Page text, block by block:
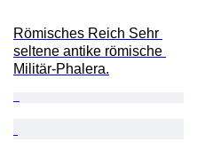
Römisches Reich Sehr
seltene antike römische
Militär-Phalera.